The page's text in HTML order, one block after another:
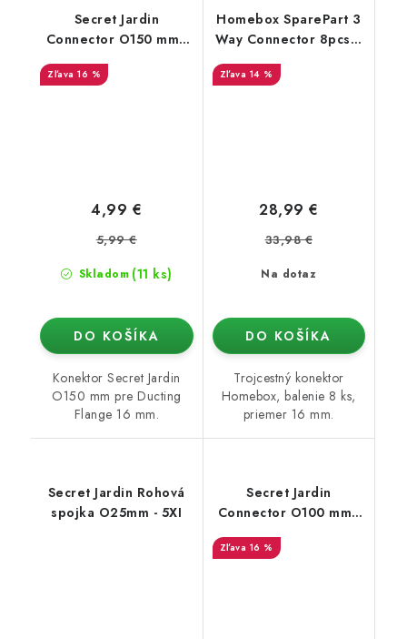
Secret Jardin
Connector O150 mm -
konektor pro Ducting
Flange (16mm)
16 %
Skladom (11 ks)
4,99 €
5,99 €
DO KOŠÍKA
Konektor Secret Jardin
O150 mm pre Ducting
Flange 16 mm.
Homebox SparePart 3
Way Connector 8pcs /
Set (16mm)
14 %
Na dotaz
28,99 €
33,98 €
DO KOŠÍKA
Trojcestný konektor
Homebox, balenie 8 ks,
priemer 16 mm.
Secret Jardin Rohová
spojka O25mm - 5XI
Secret Jardin
Connector O100 mm -
konektor pro Ducting
Flange (16mm)
16 %